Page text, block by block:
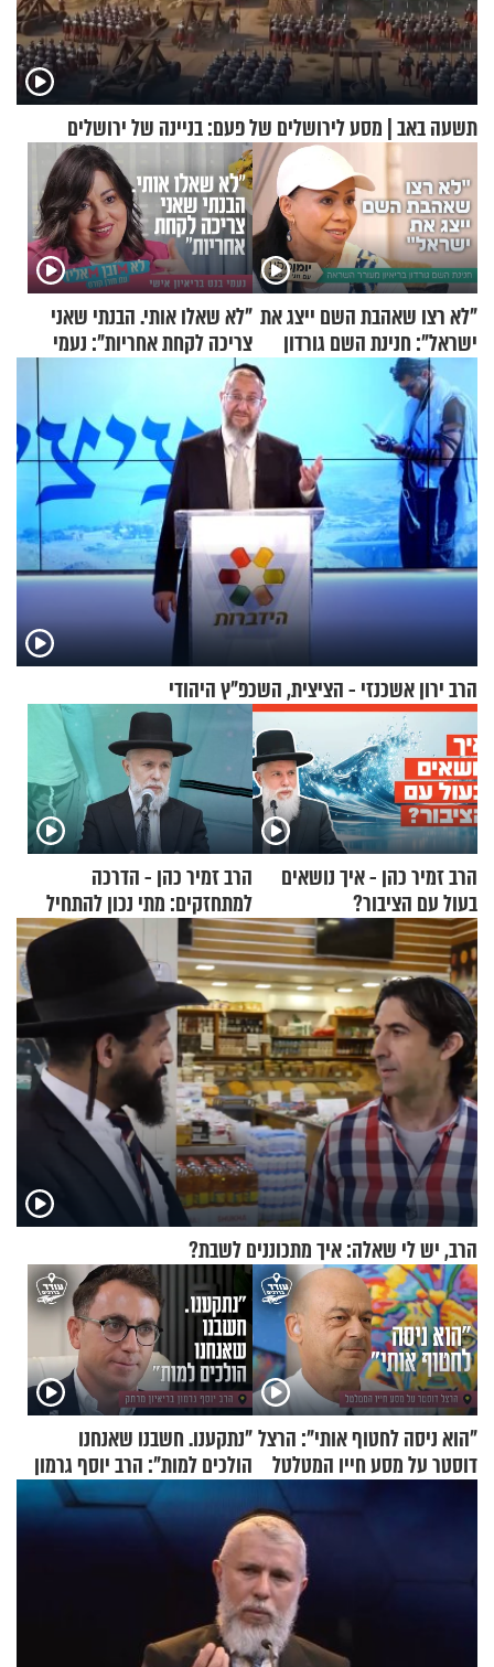
תשעה באב | מסע לירושלים של פעם: בניינה של ירושלים
"לא רצו שאהבת השם ייצג את
ישראל": חנינת השם גורדון
בריאיון מעורר השראה
"לא שאלו אותי. הבנתי שאני
צריכה לקחת אחריות": נעמי
בנט בריאיון אישי
הרב ירון אשכנזי - הציצית, השכפ"ץ היהודי
הרב זמיר כהן - איך נושאים
בעול עם הציבור?
הרב זמיר כהן - הדרכה
למתחזקים: מתי נכון להתחיל
עם לבישת הציצית?
הרב, יש לי שאלה: איך מתכוננים לשבת?
"הוא ניסה לחטוף אותי": הרצל
דוסטר על מסע חייו המטלטל
"נתקענו. חשבנו שאנחנו
הולכים למות": הרב יוסף גרמון
בריאיון מרתק